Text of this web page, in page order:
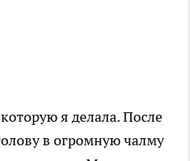
я делала. После
в огромную чалму